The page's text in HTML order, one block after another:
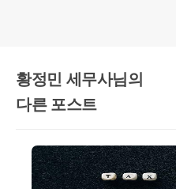
권리가액 - 취득가액 - 취
리처분계획인가 전 양도차
매도가액 - 권리가액 - 양
처분계획인가 후 양도차
황정민 세무사님의
다른 포스트